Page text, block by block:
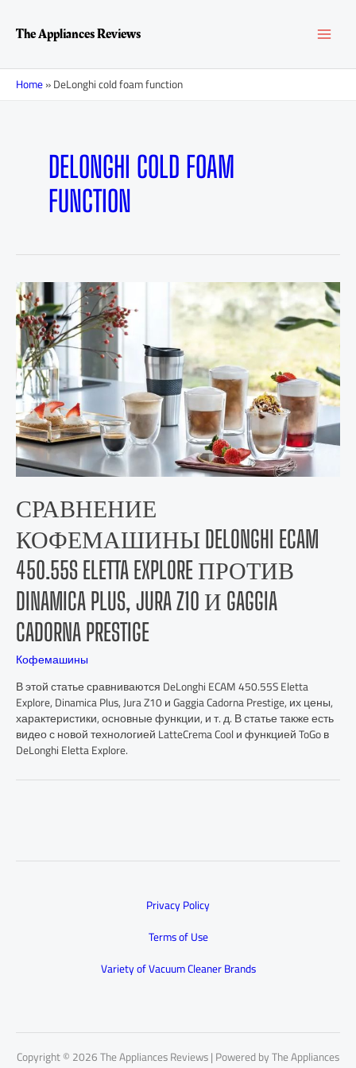
содержимому
The Appliances Reviews
Home»DeLonghi cold foam function
DELONGHI COLD FOAM
FUNCTION
СРАВНЕНИЕ
КОФЕМАШИНЫ DELONGHI ECAM
450.55S ELETTA EXPLORE ПРОТИВ
DINAMICA PLUS, JURA Z10 И GAGGIA
CADORNA PRESTIGE
Кофемашины
В этой статье сравниваются DeLonghi ECAM 450.55S Eletta
Explore, Dinamica Plus, Jura Z10 и Gaggia Cadorna Prestige, их цены,
характеристики, основные функции, и т. д. В статье также есть
видео с новой технологией LatteCrema Cool и функцией ToGo в
DeLonghi Eletta Explore.
Privacy Policy
Terms of Use
Variety of Vacuum Cleaner Brands
Copyright © 2026 The Appliances Reviews | Powered by The Appliances